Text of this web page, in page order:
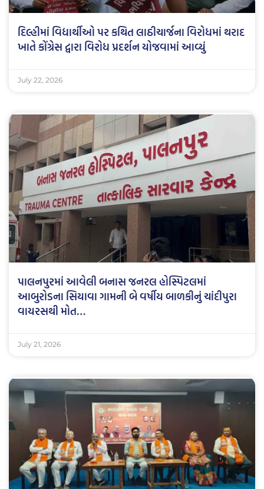
દિલ્હીમાં વિદ્યાર્થીઓ પર કથિત લાઠીચાર્જના વિરોધમાં થરાદ
ખાતે કોંગ્રેસ દ્વારા વિરોધ પ્રદર્શન યોજવામાં આવ્યું
July 22, 2026
પાલનપુરમાં આવેલી બનાસ જનરલ હોસ્પિટલમાં
આબુરોડના સિયાવા ગામની બે વર્ષીય બાળકીનું ચાંદીપુરા
વાયરસથી મોત…
July 21, 2026